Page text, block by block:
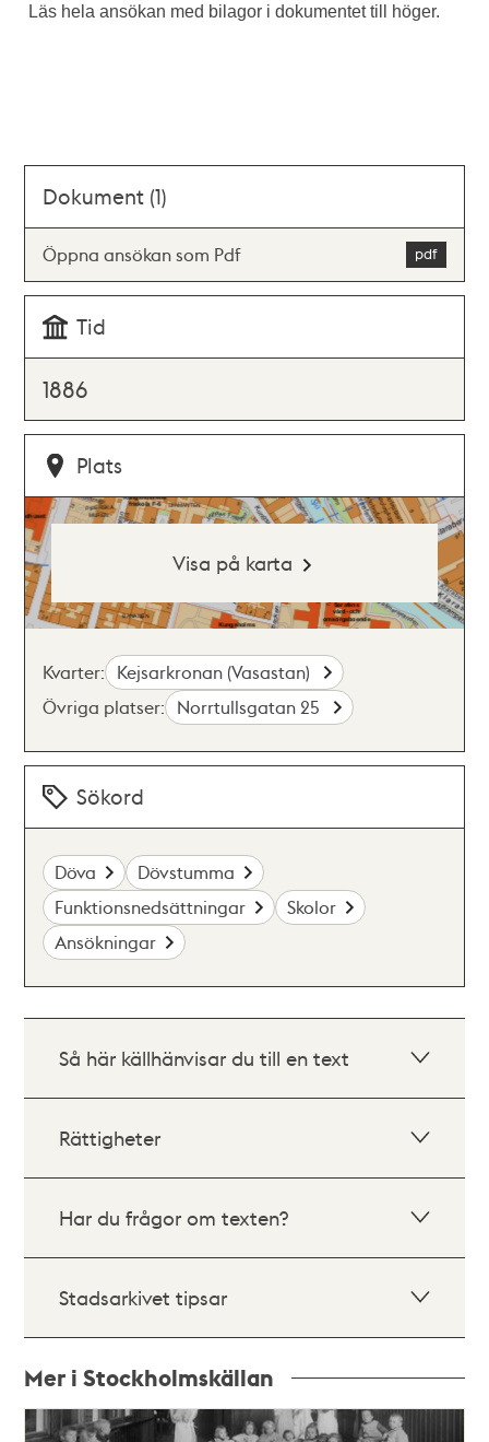
Läs hela ansökan med bilagor i dokumentet till höger.
Dokument (1)
Öppna ansökan som Pdf
Tid
1886
Plats
Visa på karta
Kvarter: Kejsarkronan (Vasastan)
Övriga platser: Norrtullsgatan 25
Sökord
Döva
Dövstumma
Funktionsnedsättningar
Skolor
Ansökningar
Så här källhänvisar du till en text
Rättigheter
Har du frågor om texten?
Stadsarkivet tipsar
Mer i Stockholmskällan
Relaterade